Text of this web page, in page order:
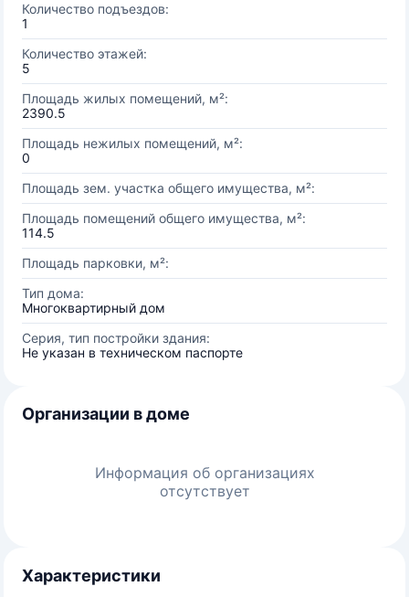
Количество подъездов:
1
Количество этажей:
5
Площадь жилых помещений, м²:
2390.5
Площадь нежилых помещений, м²:
0
Площадь зем. участка общего имущества, м²:
Площадь помещений общего имущества, м²:
114.5
Площадь парковки, м²:
Тип дома:
Многоквартирный дом
Серия, тип постройки здания:
Не указан в техническом паспорте
Организации в доме
Информация об организациях
отсутствует
Характеристики